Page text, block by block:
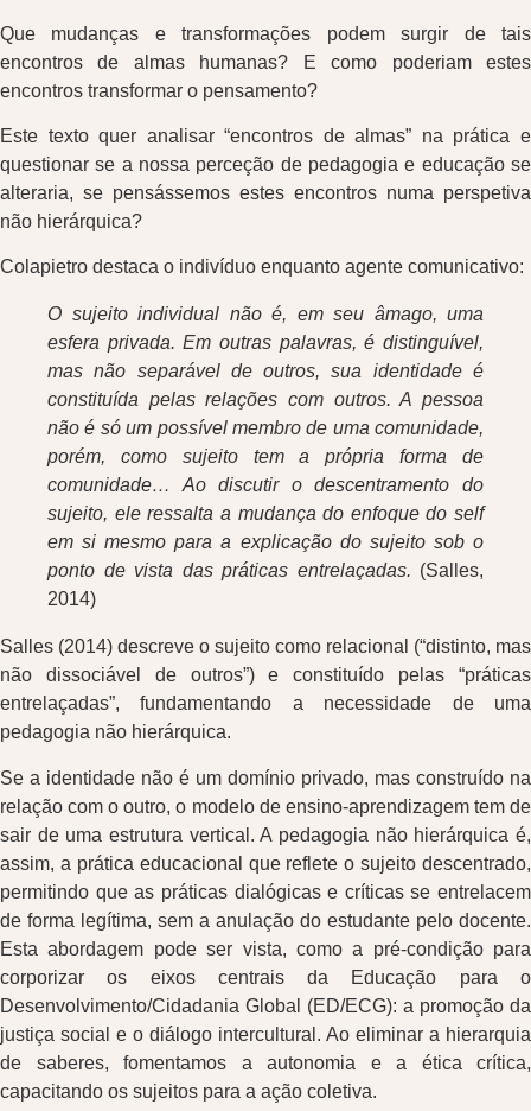
Que mudanças e transformações podem surgir de tais
encontros de almas humanas? E como poderiam estes
encontros transformar o pensamento?
Este texto quer analisar “encontros de almas” na prática e
questionar se a nossa perceção de pedagogia e educação se
alteraria, se pensássemos estes encontros numa perspetiva
não hierárquica?
Colapietro destaca o indivíduo enquanto agente comunicativo:
O sujeito individual não é, em seu âmago, uma
esfera privada. Em outras palavras, é distinguível,
mas não separável de outros, sua identidade é
constituída pelas relações com outros. A pessoa
não é só um possível membro de uma comunidade,
porém, como sujeito tem a própria forma de
comunidade… Ao discutir o descentramento do
sujeito, ele ressalta a mudança do enfoque do self
em si mesmo para a explicação do sujeito sob o
ponto de vista das práticas entrelaçadas. (Salles,
2014)
Salles (2014) descreve o sujeito como relacional (“distinto, mas
não dissociável de outros”) e constituído pelas “práticas
entrelaçadas”, fundamentando a necessidade de uma
pedagogia não hierárquica.
Se a identidade não é um domínio privado, mas construído na
relação com o outro, o modelo de ensino-aprendizagem tem de
sair de uma estrutura vertical. A pedagogia não hierárquica é,
assim, a prática educacional que reflete o sujeito descentrado,
permitindo que as práticas dialógicas e críticas se entrelacem
de forma legítima, sem a anulação do estudante pelo docente.
Esta abordagem pode ser vista, como a pré-condição para
corporizar os eixos centrais da Educação para o
Desenvolvimento/Cidadania Global (ED/ECG): a promoção da
justiça social e o diálogo intercultural. Ao eliminar a hierarquia
de saberes, fomentamos a autonomia e a ética crítica,
capacitando os sujeitos para a ação coletiva.